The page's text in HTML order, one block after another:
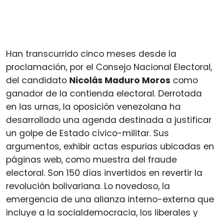
Han transcurrido cinco meses desde la
proclamación, por el Consejo Nacional Electoral,
del candidato Nicolás Maduro Moros como
ganador de la contienda electoral. Derrotada
en las urnas, la oposición venezolana ha
desarrollado una agenda destinada a justificar
un golpe de Estado cívico-militar. Sus
argumentos, exhibir actas espurias ubicadas en
páginas web, como muestra del fraude
electoral. Son 150 días invertidos en revertir la
revolución bolivariana. Lo novedoso, la
emergencia de una alianza interno-externa que
incluye a la socialdemocracia, los liberales y